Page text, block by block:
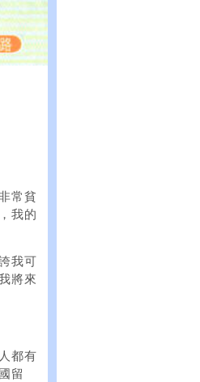
常貧
我的
我可
將來
都有
留